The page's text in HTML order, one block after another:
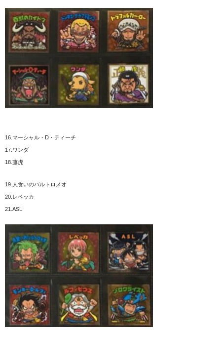
16.マーシャル・D・ティーチ
17.ワンダ
18.藤虎
19.人食いのバルトロメオ
20.レベッカ
21.ASL